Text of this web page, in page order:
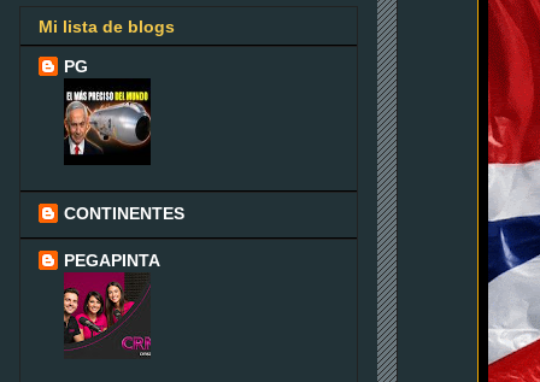
Mi lista de blogs
PG
CONTINENTES
PEGAPINTA